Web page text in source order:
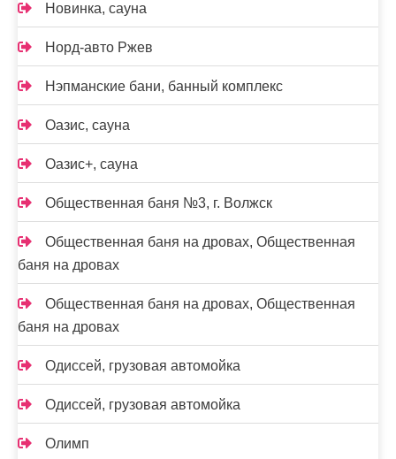
Новинка, сауна
Норд-авто Ржев
Нэпманские бани, банный комплекс
Оазис, сауна
Оазис+, сауна
Общественная баня №3, г. Волжск
Общественная баня на дровах, Общественная
баня на дровах
Общественная баня на дровах, Общественная
баня на дровах
Одиссей, грузовая автомойка
Одиссей, грузовая автомойка
Олимп